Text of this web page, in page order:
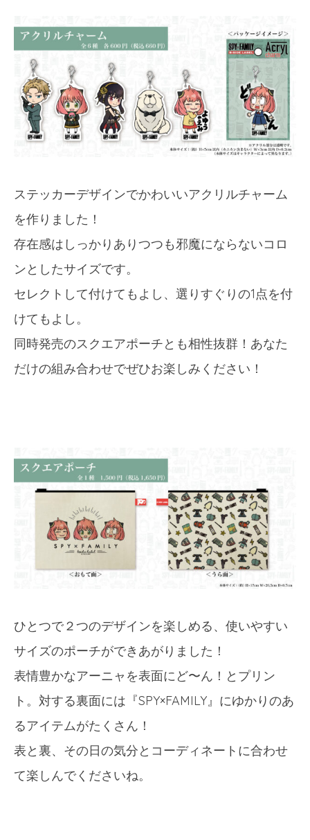
ステッカーデザインでかわいいアクリルチャーム
を作りました！
存在感はしっかりありつつも邪魔にならないコロ
ンとしたサイズです。
セレクトして付けてもよし、選りすぐりの1点を付
けてもよし。
同時発売のスクエアポーチとも相性抜群！あなた
だけの組み合わせでぜひお楽しみください！
ひとつで２つのデザインを楽しめる、使いやすい
サイズのポーチができあがりました！
表情豊かなアーニャを表面にど〜ん！とプリン
ト。対する裏面には『SPY×FAMILY』にゆかりのあ
るアイテムがたくさん！
表と裏、その日の気分とコーディネートに合わせ
て楽しんでくださいね。